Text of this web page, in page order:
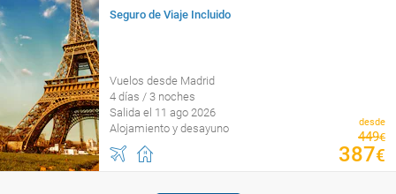
Seguro de Viaje Incluido
Vuelos desde Madrid
4 días / 3 noches
Salida el 11 ago 2026
Alojamiento y desayuno
desde
449€
387€